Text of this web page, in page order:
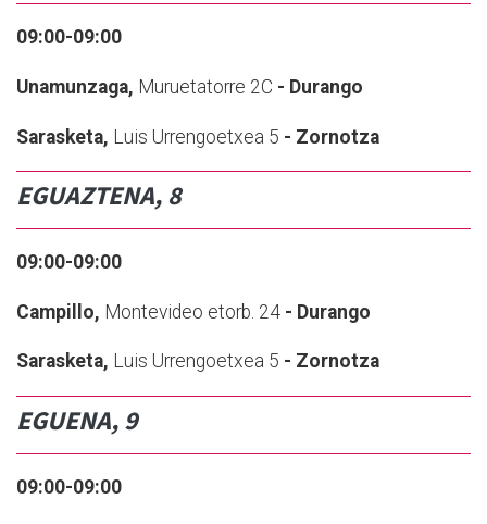
09:00-09:00
Unamunzaga, Muruetatorre 2C - Durango
Sarasketa, Luis Urrengoetxea 5 - Zornotza
EGUAZTENA, 8
09:00-09:00
Campillo, Montevideo etorb. 24 - Durango
Sarasketa, Luis Urrengoetxea 5 - Zornotza
EGUENA, 9
09:00-09:00